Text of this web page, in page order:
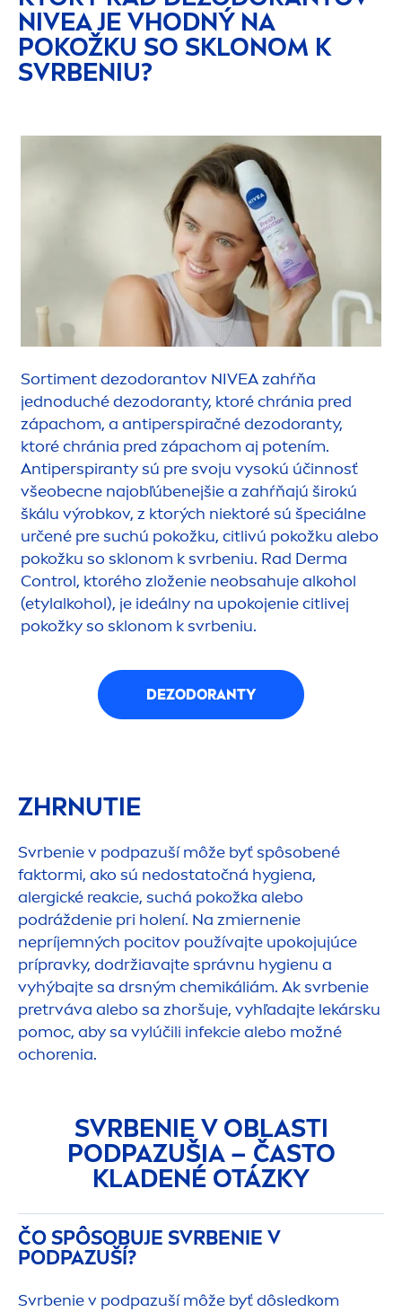
NIVEAJE VHODNÝ NA
POKOŽKU SO SKLONOM K
SVRBENIU?
Sortiment dezodorantov NIVEAzahŕňa
jednoduché dezodoranty, ktoré chránia pred
zápachom, a antiperspiračné dezodoranty,
ktoré chránia pred zápachom aj potením.
Antiperspiranty sú pre svoju vysokú účinnosť
všeobecne najobľúbenejšie a zahŕňajú širokú
škálu výrobkov, z ktorých niektoré sú špeciálne
určené pre suchú pokožku, citlivú pokožku alebo
pokožku so sklonom k svrbeniu. Rad Derma
Control, ktorého zloženie neobsahuje alkohol
(etylalkohol), je ideálny na upokojenie citlivej
pokožky so sklonom k svrbeniu.
DEZODORANTY
ZHRNUTIE
Svrbenie v podpazuší môže byť spôsobené
faktormi, ako sú nedostatočná hygiena,
alergické reakcie, suchá pokožka alebo
podráždenie pri holení. Na zmiernenie
nepríjemných pocitov používajte upokojujúce
prípravky, dodržiavajte správnu hygienu a
vyhýbajte sa drsným chemikáliám. Ak svrbenie
pretrváva alebo sa zhoršuje, vyhľadajte lekársku
pomoc, aby sa vylúčili infekcie alebo možné
ochorenia.
SVRBENIE V OBLASTI
PODPAZUŠIA – ČASTO
KLADENÉ OTÁZKY
ČO SPÔSOBUJE SVRBENIE V
PODPAZUŠÍ?
Svrbenie v podpazuší môže byť dôsledkom